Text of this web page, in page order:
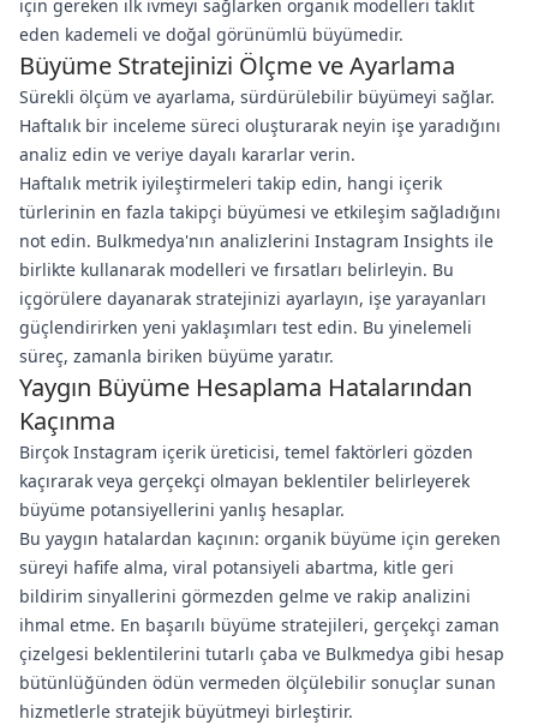
için gereken ilk ivmeyi sağlarken organik modelleri taklit
eden kademeli ve doğal görünümlü büyümedir.
Büyüme Stratejinizi Ölçme ve Ayarlama
Sürekli ölçüm ve ayarlama, sürdürülebilir büyümeyi sağlar.
Haftalık bir inceleme süreci oluşturarak neyin işe yaradığını
analiz edin ve veriye dayalı kararlar verin.
Haftalık metrik iyileştirmeleri takip edin, hangi içerik
türlerinin en fazla takipçi büyümesi ve etkileşim sağladığını
not edin. Bulkmedya'nın analizlerini Instagram Insights ile
birlikte kullanarak modelleri ve fırsatları belirleyin. Bu
içgörülere dayanarak stratejinizi ayarlayın, işe yarayanları
güçlendirirken yeni yaklaşımları test edin. Bu yinelemeli
süreç, zamanla biriken büyüme yaratır.
Yaygın Büyüme Hesaplama Hatalarından
Kaçınma
Birçok Instagram içerik üreticisi, temel faktörleri gözden
kaçırarak veya gerçekçi olmayan beklentiler belirleyerek
büyüme potansiyellerini yanlış hesaplar.
Bu yaygın hatalardan kaçının: organik büyüme için gereken
süreyi hafife alma, viral potansiyeli abartma, kitle geri
bildirim sinyallerini görmezden gelme ve rakip analizini
ihmal etme. En başarılı büyüme stratejileri, gerçekçi zaman
çizelgesi beklentilerini tutarlı çaba ve Bulkmedya gibi hesap
bütünlüğünden ödün vermeden ölçülebilir sonuçlar sunan
hizmetlerle stratejik büyütmeyi birleştirir.